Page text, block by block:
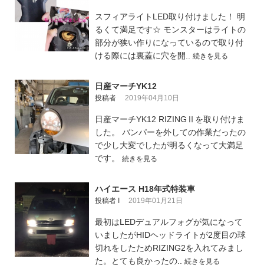
スフィアライトLED取り付けました！ 明
るくて満足です☆ モンスターはライトの
部分が狭い作りになっているので取り付
ける際には裏蓋に穴を開.. 続きを見る
日産マーチYK12
投稿者 2019年04月10日
日産マーチYK12 RIZINGⅡを取り付けま
した。 バンパーを外しての作業だったの
で少し大変でしたが明るくなって大満足
です。 続きを見る
ハイエース H18年式特装車
投稿者 I 2019年01月21日
最初はLEDデュアルフォグが気になって
いましたがHIDヘッドライトが2度目の球
切れをしたためRIZING2を入れてみまし
た。とても良かったの.. 続きを見る